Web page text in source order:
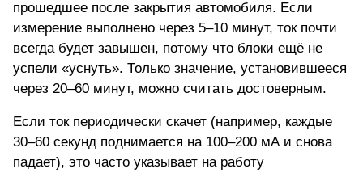
прошедшее после закрытия автомобиля. Если
измерение выполнено через 5–10 минут, ток почти
всегда будет завышен, потому что блоки ещё не
успели «уснуть». Только значение, установившееся
через 20–60 минут, можно считать достоверным.
Если ток периодически скачет (например, каждые
30–60 секунд поднимается на 100–200 мА и снова
падает), это часто указывает на работу